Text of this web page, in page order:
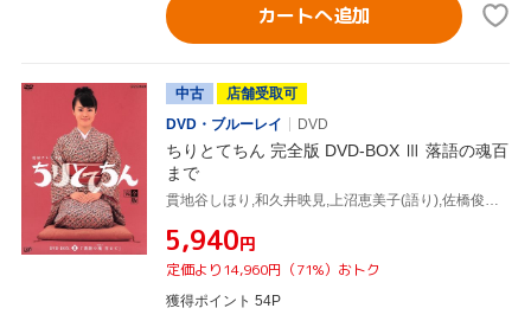
カートへ追加
中古
店舗受取可
DVD・ブルーレイ
DVD
ちりとてちん 完全版 DVD-BOX Ⅲ 落語の魂百
まで
¥5,940円
定価より14,960円（71%）おトク
獲得ポイント 54P